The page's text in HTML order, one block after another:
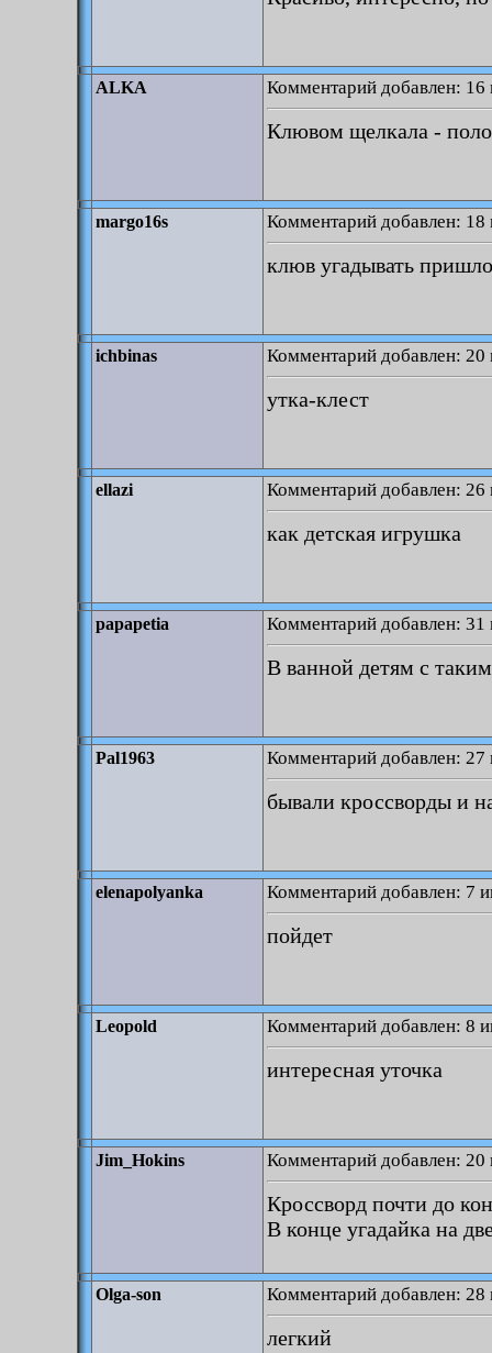
ALKA Комментарий добавлен: 16
Клювом щелкала -
margo16s Комментарий добавлен: 18
клюв угадывать
ichbinas Комментарий добавлен: 20
утка-клест
ellazi Комментарий добавлен: 26
как детская игрушка
papapetia Комментарий добавлен: 31
В ванной детям с
Pal1963 Комментарий добавлен:
бывали кроссворды и
elenapolyanka Комментарий добавлен: 7
пойдет
Leopold Комментарий добавлен: 8
интересная уточка
Jim_Hokins Комментарий добавлен: 20
Кроссворд почти до
В конце угадайка на
Olga-son Комментарий добавлен:
легкий